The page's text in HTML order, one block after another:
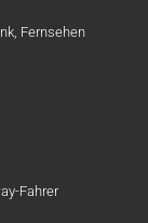
Fernsehen
Fahrer